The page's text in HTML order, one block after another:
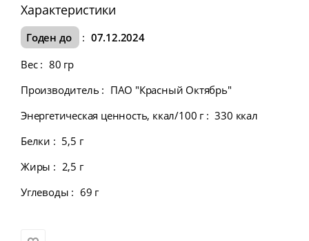
Характеристики
Годен до : 07.12.2024
Вес : 80 гр
Производитель : ПАО "Красный Октябрь"
Энергетическая ценность, ккал/100 г : 330 ккал
Белки : 5,5 г
Жиры : 2,5 г
Углеводы : 69 г